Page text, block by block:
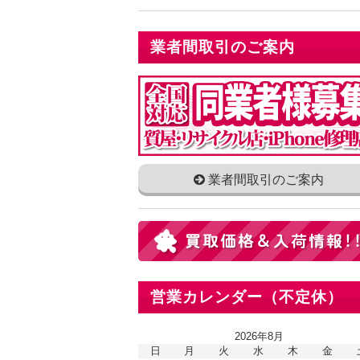
業者間取引のご案内
業者間取引のご案内
営業カレンダー（不定休）
2026年8月
日
月 火 水 木 金